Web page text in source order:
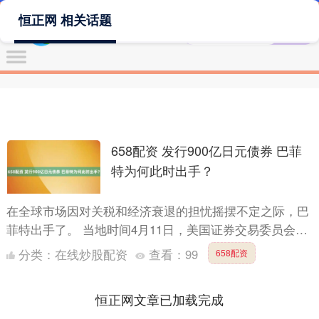
恒正网 相关话题
658配资 发行900亿日元债券 巴菲
特为何此时出手？
在全球市场因对关税和经济衰退的担忧摇摆不定之际，巴
菲特出手了。 当地时间4月11日，美国证券交易委员会
（SEC）披露的文件显示，“股神”沃伦·巴菲特旗下伯克希
尔....
分类： 在线炒股配资 查看： 99 658配资
恒正网文章已加载完成